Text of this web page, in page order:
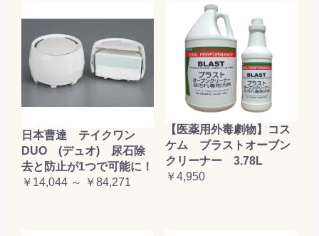
日本曹達 テイクワン
DUO (デュオ) 尿石除
去と防止が1つで可能に！
￥14,044 ～ ￥84,271
【医薬用外毒劇物】コス
ケム ブラストオーブン
クリーナー 3.78L
￥4,950